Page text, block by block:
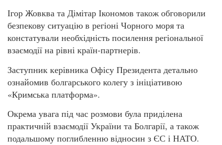
Ігор Жовква та Дімітар Ікономов також обговорили
безпекову ситуацію в регіоні Чорного моря та
констатували необхідність посилення регіональної
взаємодії на рівні країн-партнерів.
Заступник керівника Офісу Президента детально
ознайомив болгарського колегу з ініціативою
«Кримська платформа».
Окрема увага під час розмови була приділена
практичній взаємодії України та Болгарії, а також
подальшому поглибленню відносин з ЄС і НАТО.